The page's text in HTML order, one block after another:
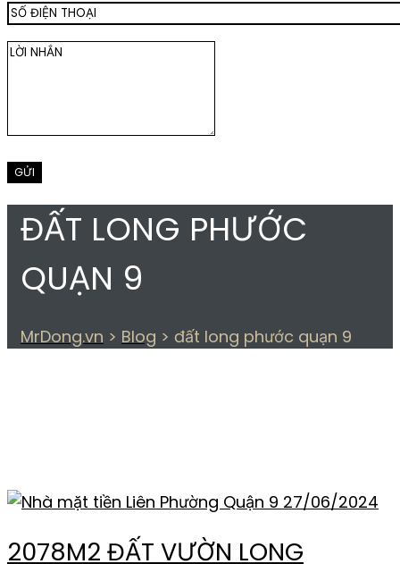
ĐẤT LONG PHƯỚC
QUẠN 9
MrDong.vn > Blog > đất long phước quạn 9
27/06/2024
2078M2 ĐẤT VƯỜN LONG